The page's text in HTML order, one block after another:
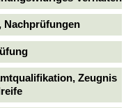
Nachprüfungen
Zeugnis